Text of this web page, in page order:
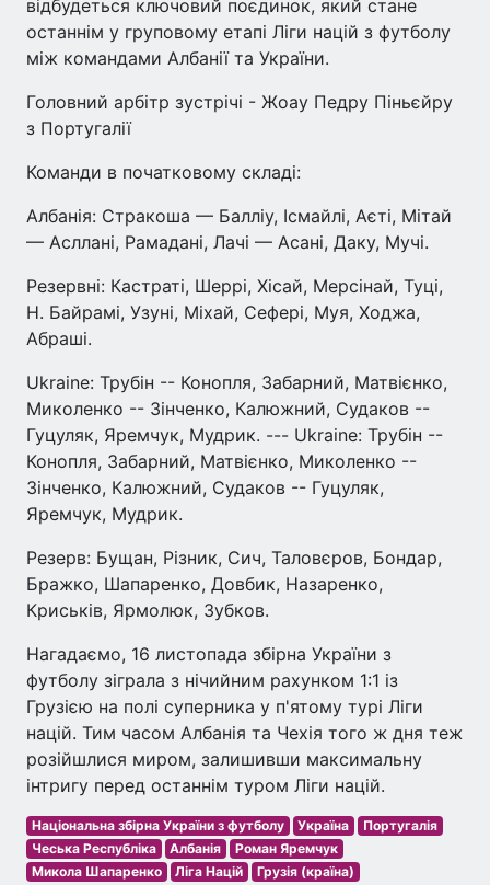
відбудеться ключовий поєдинок, який стане
останнім у груповому етапі Ліги націй з футболу
між командами Албанії та України.
Головний арбітр зустрічі - Жоау Педру Піньєйру
з Португалії
Команди в початковому складі:
Албанія: Стракоша — Балліу, Ісмайлі, Аєті, Мітай
— Асллані, Рамадані, Лачі — Асані, Даку, Мучі.
Резервні: Кастраті, Шеррі, Хісай, Мерсінай, Туці,
Н. Байрамі, Узуні, Міхай, Сефері, Муя, Ходжа,
Абраші.
Ukraine: Трубін -- Конопля, Забарний, Матвієнко,
Миколенко -- Зінченко, Калюжний, Судаков --
Гуцуляк, Яремчук, Мудрик. --- Ukraine: Трубін --
Конопля, Забарний, Матвієнко, Миколенко --
Зінченко, Калюжний, Судаков -- Гуцуляк,
Яремчук, Мудрик.
Резерв: Бущан, Різник, Сич, Таловєров, Бондар,
Бражко, Шапаренко, Довбик, Назаренко,
Криськів, Ярмолюк, Зубков.
Нагадаємо, 16 листопада збірна України з
футболу зіграла з нічийним рахунком 1:1 із
Грузією на полі суперника у п'ятому турі Ліги
націй. Тим часом Албанія та Чехія того ж дня теж
розійшлися миром, залишивши максимальну
інтригу перед останнім туром Ліги націй.
Національна збірна України з футболу Україна
Португалія
Чеська Республіка
Албанія
Роман Яремчук
Микола Шапаренко
Ліга Націй
Грузія (країна)